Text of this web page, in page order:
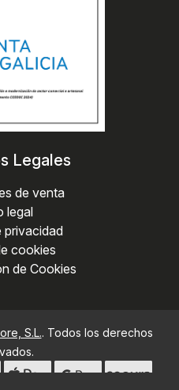
Legales
de venta
legal
privacidad
cookies
de Cookies
S.L.. Todos los derechos